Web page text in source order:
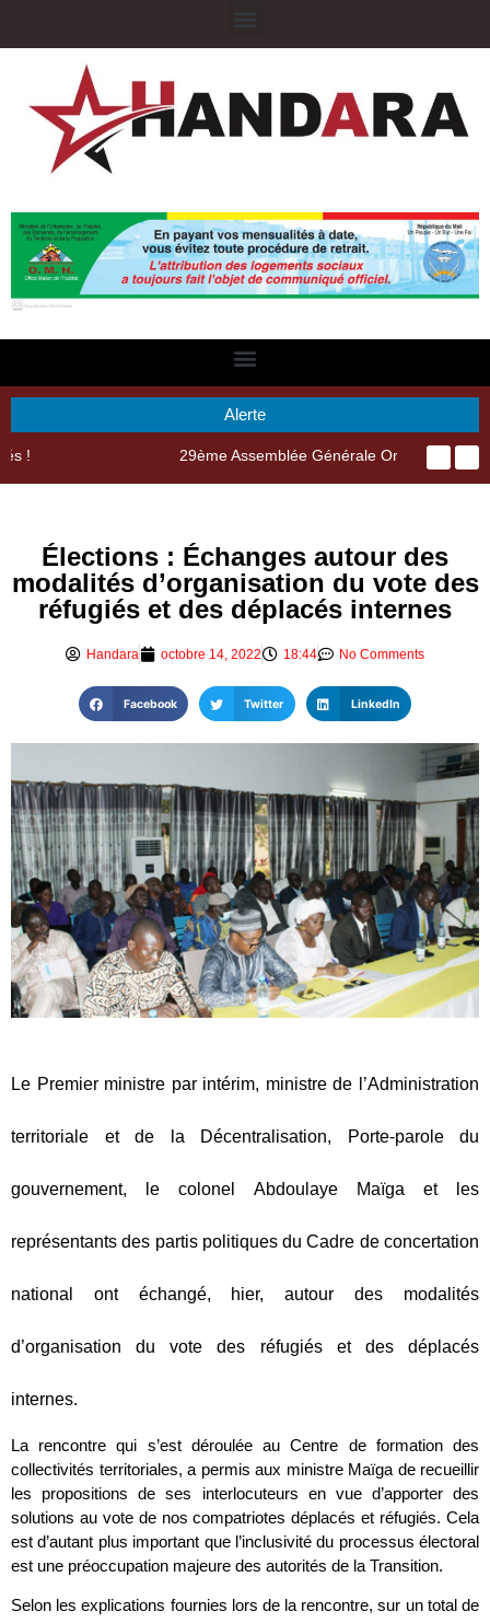
Alerte
29ème Assemblée Générale Ordinaire de l’Union Nyèsigiso : L’encours total des dépôts des membres passé de 18 milliards en 2024 à 21 milliards en 2025
Élections : Échanges autour des
modalités d’organisation du vote des
réfugiés et des déplacés internes
Handara octobre 14, 2022 18:44 No Comments
Facebook Twitter LinkedIn
Le Premier ministre par intérim, ministre de l’Administration
territoriale et de la Décentralisation, Porte-parole du
gouvernement, le colonel Abdoulaye Maïga et les
représentants des partis politiques du Cadre de concertation
national ont échangé, hier, autour des modalités
d’organisation du vote des réfugiés et des déplacés
internes.
La rencontre qui s’est déroulée au Centre de formation des
collectivités territoriales, a permis aux ministre Maïga de recueillir
les propositions de ses interlocuteurs en vue d’apporter des
solutions au vote de nos compatriotes déplacés et réfugiés. Cela
est d’autant plus important que l’inclusivité du processus électoral
est une préoccupation majeure des autorités de la Transition.
Selon les explications fournies lors de la rencontre, sur un total de